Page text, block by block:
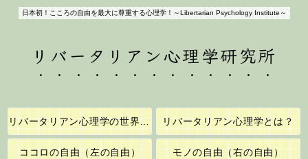
日本初！こころの自由を最大に尊重する心理学！～Libertarian Psychology Institute～
リバータリアン心理学研究所
リバータリアン心理学の世界へようこそ！ リバータリアン心理学とは？
ココロの自由（左の自由） モノの自由（右の自由）